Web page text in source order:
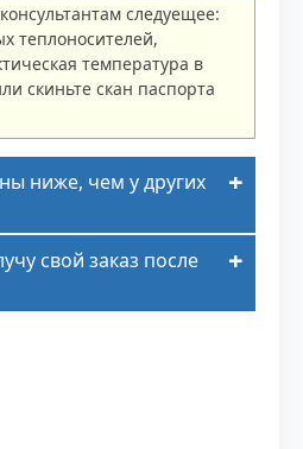
следуещее:
теплоносителей,
температура в
скиньте скан паспорта
ниже, чем у других
свой заказ после